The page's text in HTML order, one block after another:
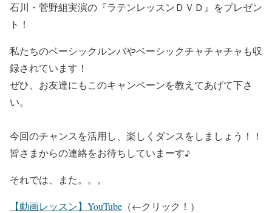
石川・菅野組実演の『ラテンレッスンＤＶＤ』をプレゼン
ト！
私たちのベーシックルンバやベーシックチャチャチャも収
録されています！
ぜひ、お友達にもこのキャンペーンを教えてあげて下さ
い。
今回のチャンスを活用し、楽しくダンスをしましょう！！
皆さまからの連絡をお待ちしていまーす♪
それでは、また。。。
【動画レッスン】YouTube （←クリック！）